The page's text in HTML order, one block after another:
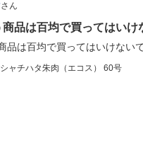
さん
商品は百均で買ってはい
品は百均で買ってはいけない
ャチハタ朱肉（エコス） 60号